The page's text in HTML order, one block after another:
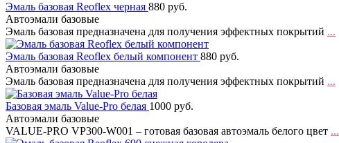
Эмаль базовая Reoflex черная 880 руб.
Автоэмали базовые
Эмаль базовая предназначена для получения эффектных покрытий ...
Эмаль базовая Reoflex белый компонент 880 руб.
Автоэмали базовые
Эмаль базовая предназначена для получения эффектных покрытий ...
Базовая эмаль Value-Pro белая 1000 руб.
Автоэмали базовые
VALUE-PRO VP300-W001 – готовая базовая автоэмаль белого цвет ...